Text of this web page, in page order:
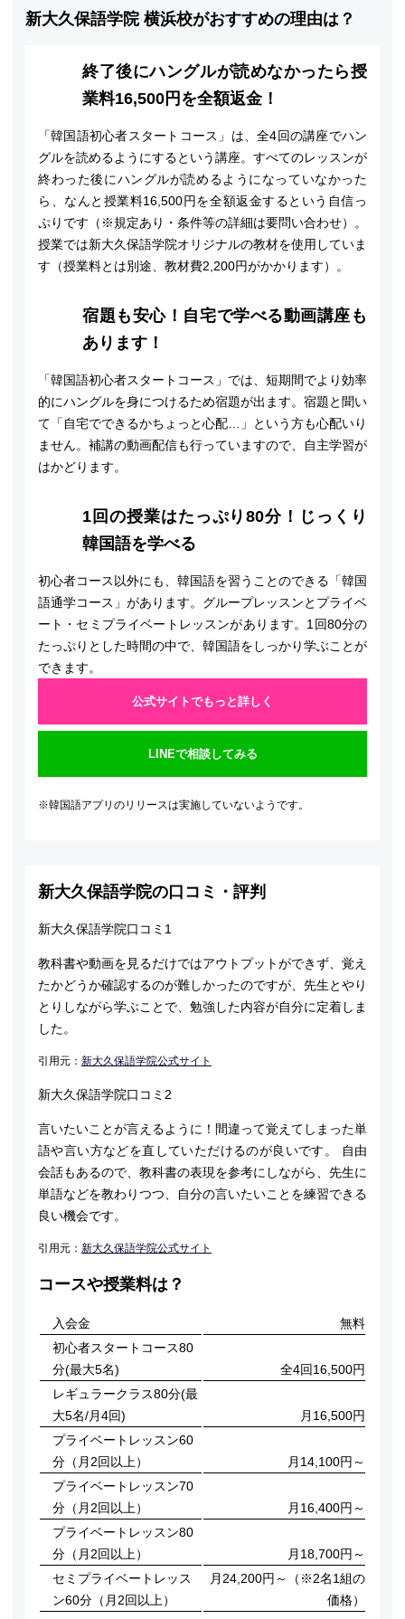
新大久保語学院 横浜校がおすすめの理由は？
終了後にハングルが読めなかったら授
業料16,500円を全額返金！
「韓国語初心者スタートコース」は、全4回の講座でハン
グルを読めるようにするという講座。すべてのレッスンが
終わった後にハングルが読めるようになっていなかった
ら、なんと授業料16,500円を全額返金するという自信っ
ぷりです（※規定あり・条件等の詳細は要問い合わせ）。
授業では新大久保語学院オリジナルの教材を使用していま
す（授業料とは別途、教材費2,200円がかかります）。
宿題も安心！自宅で学べる動画講座も
あります！
「韓国語初心者スタートコース」では、短期間でより効率
的にハングルを身につけるため宿題が出ます。宿題と聞い
て「自宅でできるかちょっと心配…」という方も心配いり
ません。補講の動画配信も行っていますので、自主学習が
はかどります。
1回の授業はたっぷり80分！じっくり
韓国語を学べる
初心者コース以外にも、韓国語を習うことのできる「韓国
語通学コース」があります。グループレッスンとプライベ
ート・セミプライベートレッスンがあります。1回80分の
たっぷりとした時間の中で、韓国語をしっかり学ぶことが
できます。
公式サイトでもっと詳しく
LINEで相談してみる
※韓国語アプリのリリースは実施していないようです。
新大久保語学院の口コミ・評判
新大久保語学院口コミ1
教科書や動画を見るだけではアウトプットができず、覚え
たかどうか確認するのが難しかったのですが、先生とやり
とりしながら学ぶことで、勉強した内容が自分に定着しま
した。
引用元： 新大久保語学院公式サイト
新大久保語学院口コミ2
言いたいことが言えるように！間違って覚えてしまった単
語や言い方などを直していただけるのが良いです。 自由
会話もあるので、教科書の表現を参考にしながら、先生に
単語などを教わりつつ、自分の言いたいことを練習できる
良い機会です。
引用元： 新大久保語学院公式サイト
コースや授業料は？
入会金
無料
初心者スタートコース80
分(最大5名)
全4回16,500円
レギュラークラス80分(最
大5名/月4回)
月16,500円
プライベートレッスン60
分（月2回以上）
月14,100円～
プライベートレッスン70
分（月2回以上）
月16,400円～
プライベートレッスン80
分（月2回以上）
月18,700円～
セミプライベートレッス
ン60分（月2回以上）
月24,200円～（※2名1組の
価格）